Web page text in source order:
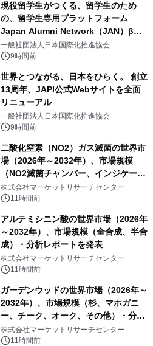
現役留学生がつくる、留学生のため
の、留学生専用プラットフォーム
Japan Alumni Network（JAN）β版
をリリース
一般社団法人日本国際化推進協会
9時間前
世界とつながる、日本をひらく。 創立
13周年、JAPI公式Webサイトを全面
リニューアル
一般社団法人日本国際化推進協会
9時間前
二酸化窒素（NO2）ガス滅菌の世界市
場（2026年～2032年）、市場規模
（NO2滅菌チャンバー、インジケータ
ーおよびモニタリングシステム、その
他）・分析レポートを発表
株式会社マーケットリサーチセンター
11時間前
アルテミシニン酸の世界市場（2026年
～2032年）、市場規模（全合成、半合
成）・分析レポートを発表
株式会社マーケットリサーチセンター
11時間前
ガーデンウッドの世界市場（2026年～
2032年）、市場規模（杉、マホガニ
ー、チーク、オーク、その他）・分析
レポートを発表
株式会社マーケットリサーチセンター
11時間前